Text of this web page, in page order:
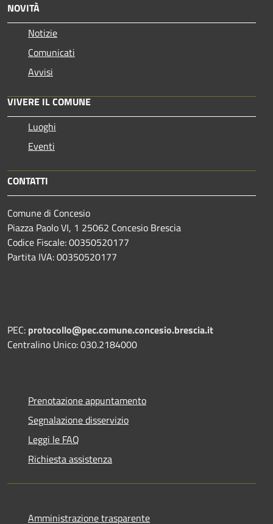
NOVITÀ
Notizie
Comunicati
Avvisi
VIVERE IL COMUNE
Luoghi
Eventi
CONTATTI
Comune di Concesio
Piazza Paolo VI, 1 25062 Concesio Brescia
Codice Fiscale: 00350520177
Partita IVA: 00350520177
PEC: protocollo@pec.comune.concesio.brescia.it
Centralino Unico: 030.2184000
Prenotazione appuntamento
Segnalazione disservizio
Leggi le FAQ
Richiesta assistenza
Amministrazione trasparente